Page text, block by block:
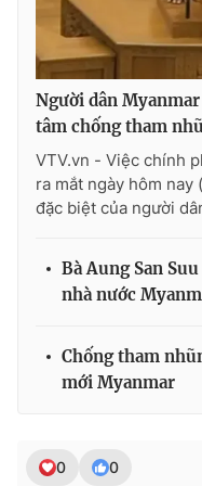
THỜI BÁO VTV
Theo dõi báo trên
Cơ quan chủ quản:Đài
Cơ quan báo chí:Thời
cấp ngày 29/12/2023
Tổng Biên tập:Vũ Thanh
Tổng đài VTV: 024.38
Người dân
tâm chống tham
VTV.vn - Việc chính
ra mắt ngày hôm
đặc biệt của người
Bà Aung San
nhà nước
Chống tham
mới Myanmar
0 0